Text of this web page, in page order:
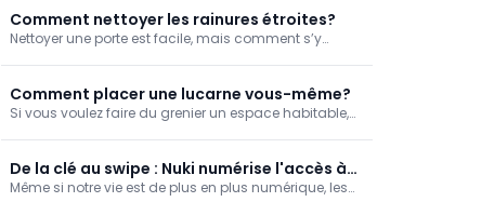
faire rapidement une idée de la performance
énergétique de leur logement, des travaux de
rénovation prioritaires et des aides financières
correspondantes, grâce à un rapport personnalisé et
des conseils étape par étape.
Comment nettoyer les rainures étroites?
Nettoyer une porte est facile, mais comment s’y
Comment placer une lucarne vous-même?
Si vous voulez faire du grenier un espace habitable,
contribuent à une bonne circulation de l’air dans
votre grenier. Découvrez avec nous les ét
De la clé au swipe : Nuki numérise l'accès à
votre domicile
Même si notre vie est de plus en plus numérique, les